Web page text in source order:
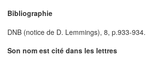
Bibliographie
DNB (notice de D. Lemmings), 8, p.933-934.
Son nom est cité dans les lettres